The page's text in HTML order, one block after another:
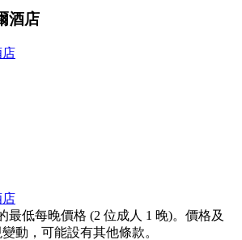
酒店
店
店
最低每晚價格 (2 位成人 1 晚)。價格及
動，可能設有其他條款。